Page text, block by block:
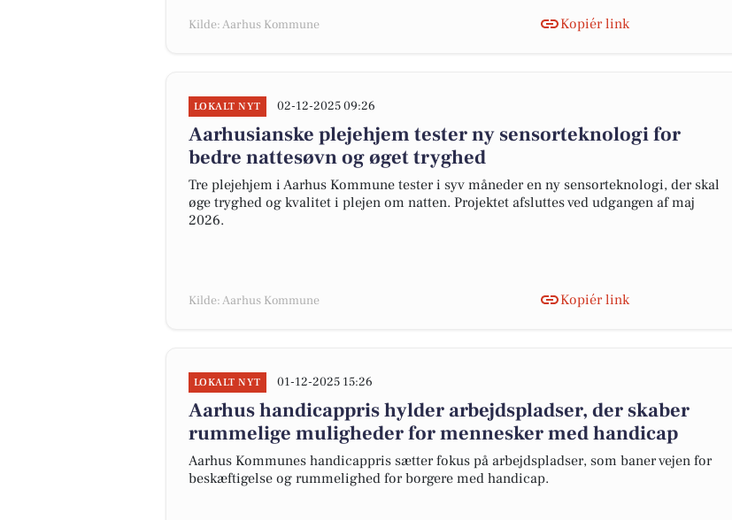
Kilde: Aarhus Kommune Kopiér link
LOKALT NYT 02-12-2025 09:26
Aarhusianske plejehjem tester ny sensorteknologi for
bedre nattesøvn og øget tryghed
Tre plejehjem i Aarhus Kommune tester i syv måneder en ny sensorteknologi, der skal
øge tryghed og kvalitet i plejen om natten. Projektet afsluttes ved udgangen af maj
2026.
Kilde: Aarhus Kommune Kopiér link
LOKALT NYT 01-12-2025 15:26
Aarhus handicappris hylder arbejdspladser, der skaber
rummelige muligheder for mennesker med handicap
Aarhus Kommunes handicappris sætter fokus på arbejdspladser, som baner vejen for
beskæftigelse og rummelighed for borgere med handicap.